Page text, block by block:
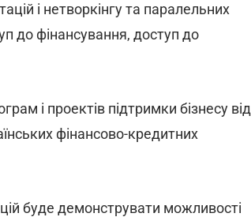
і нетворкінгу та паралельних
до фінансування, доступ до
і проектів підтримки бізнесу від
фінансово-кредитних
буде демонструвати можливості